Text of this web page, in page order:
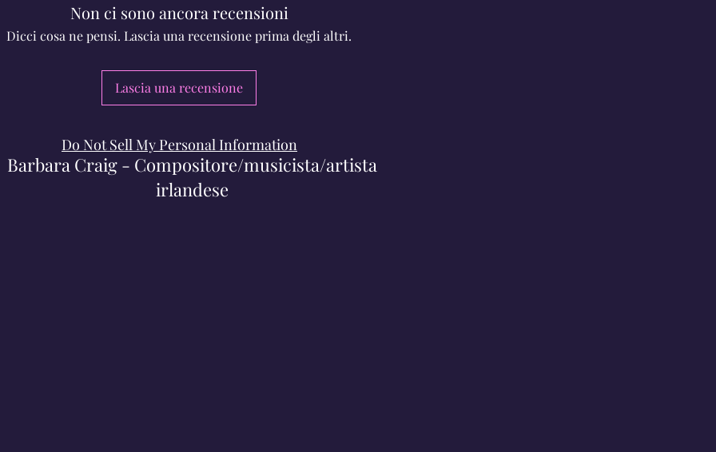
Non ci sono ancora recensioni
Dicci cosa ne pensi. Lascia una recensione prima degli altri.
Lascia una recensione
Barbara Craig - Compositore/musicista/artista
irlandese
Do Not Sell My Personal Information